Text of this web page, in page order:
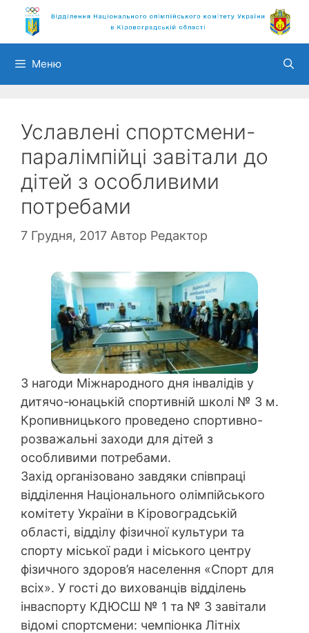
Перейти
вмісту
Меню
Уславлені спортсмени-
паралімпійці завітали до
дітей з особливими
потребами
7 Грудня, 2017 Автор Редактор
З нагоди Міжнародного дня інвалідів у
дитячо-юнацькій спортивній школі № 3 м.
Кропивницького проведено спортивно-
розважальні заходи для дітей з
особливими потребами.
Захід організовано завдяки співпраці
відділення Національного олімпійського
комітету України в Кіровоградській
області, відділу фізичної культури та
спорту міської ради і міського центру
фізичного здоров’я населення «Спорт для
всіх». У гості до вихованців відділень
інваспорту КДЮСШ № 1 та № 3 завітали
відомі спортсмени: чемпіонка Літніх